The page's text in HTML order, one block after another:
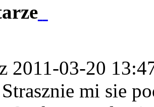
2011-03-20
mi sie